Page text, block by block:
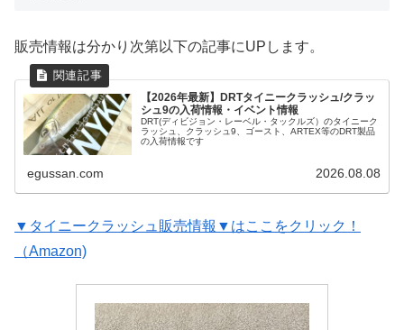
販売情報は分かり次第以下の記事にUPします。
【2026年最新】DRTタイニークラッシュ/クラッ
シュ9の入荷情報・イベント情報
DRT(ディビジョン・レーベル・タックルズ）のタイニーク
ラッシュ、クラッシュ9、ゴースト、ARTEX等のDRT製品
の入荷情報です
egussan.com 2026.08.08
▼タイニークラッシュ販売情報▼はここをクリック！
（Amazon)